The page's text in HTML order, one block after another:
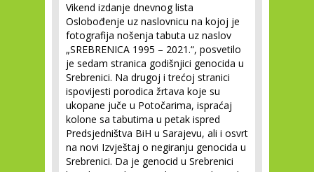
Vikend izdanje dnevnog lista
Oslobođenje uz naslovnicu na kojoj je
fotografija nošenja tabuta uz naslov
„SREBRENICA 1995 – 2021.“, posvetilo
je sedam stranica godišnjici genocida u
Srebrenici. Na drugoj i trećoj stranici
ispovijesti porodica žrtava koje su
ukopane juče u Potočarima, ispraćaj
kolone sa tabutima u petak ispred
Predsjedništva BiH u Sarajevu, ali i osvrt
na novi Izvještaj o negiranju genocida u
Srebrenici. Da je genocid u Srebrenici